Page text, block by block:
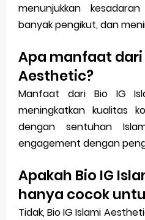
menunjukkan
banyak pengikut, dan
Apa manfaat dari
Aesthetic?
Manfaat dari Bio IG
meningkatkan kualitas
dengan sentuhan
engagement dengan
Apakah Bio IG
hanya cocok
Tidak, Bio IG Islami